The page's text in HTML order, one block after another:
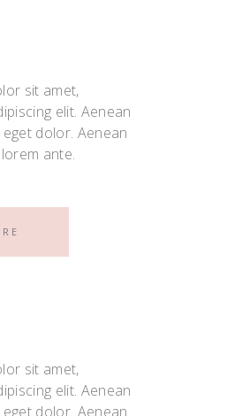
sit amet,
elit. Aenean
dolor. Aenean
ante.
sit amet,
elit. Aenean
dolor. Aenean